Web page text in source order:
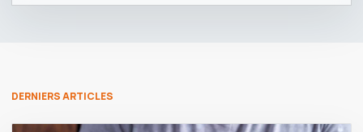
DERNIERS ARTICLES